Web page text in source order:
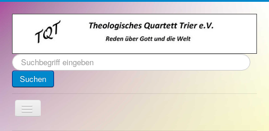
Suchen
...
Suchen
Toggle
Navigation